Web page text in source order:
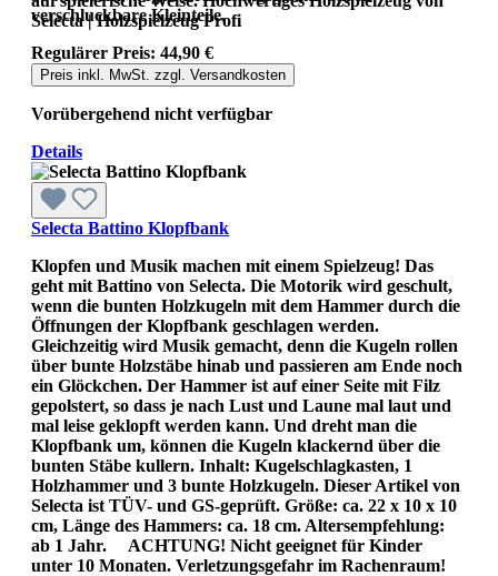
Selecta | Holzspielzeug Profi
verschluckbare Kleinteile.
Regulärer Preis: 44,90 €
Preis inkl. MwSt. zzgl. Versandkosten
Vorübergehend nicht verfügbar
Details
Selecta Battino Klopfbank
Klopfen und Musik machen mit einem Spielzeug! Das
geht mit Battino von Selecta. Die Motorik wird geschult,
wenn die bunten Holzkugeln mit dem Hammer durch die
Öffnungen der Klopfbank geschlagen werden.
Gleichzeitig wird Musik gemacht, denn die Kugeln rollen
über bunte Holzstäbe hinab und passieren am Ende noch
ein Glöckchen. Der Hammer ist auf einer Seite mit Filz
gepolstert, so dass je nach Lust und Laune mal laut und
mal leise geklopft werden kann. Und dreht man die
Klopfbank um, können die Kugeln klackernd über die
bunten Stäbe kullern. Inhalt: Kugelschlagkasten, 1
Holzhammer und 3 bunte Holzkugeln. Dieser Artikel von
Selecta ist TÜV- und GS-geprüft. Größe: ca. 22 x 10 x 10
cm, Länge des Hammers: ca. 18 cm. Altersempfehlung:
ab 1 Jahr. ACHTUNG! Nicht geeignet für Kinder
unter 10 Monaten. Verletzungsgefahr im Rachenraum!